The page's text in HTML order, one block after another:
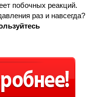
побочных реакций.
раз и навсегда?